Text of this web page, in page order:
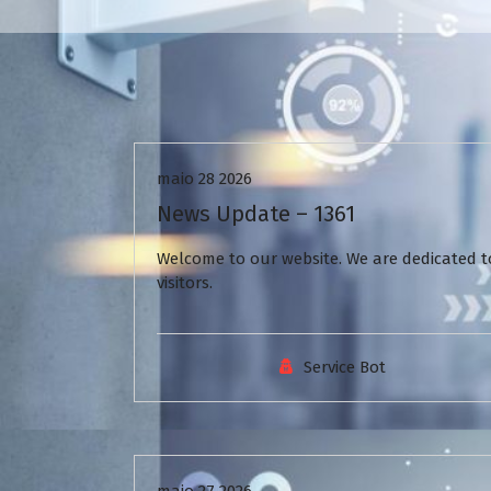
Uncategorized
maio 28 2026
News Update – 1361
Welcome to our website. We are
visitors.
Service Bot